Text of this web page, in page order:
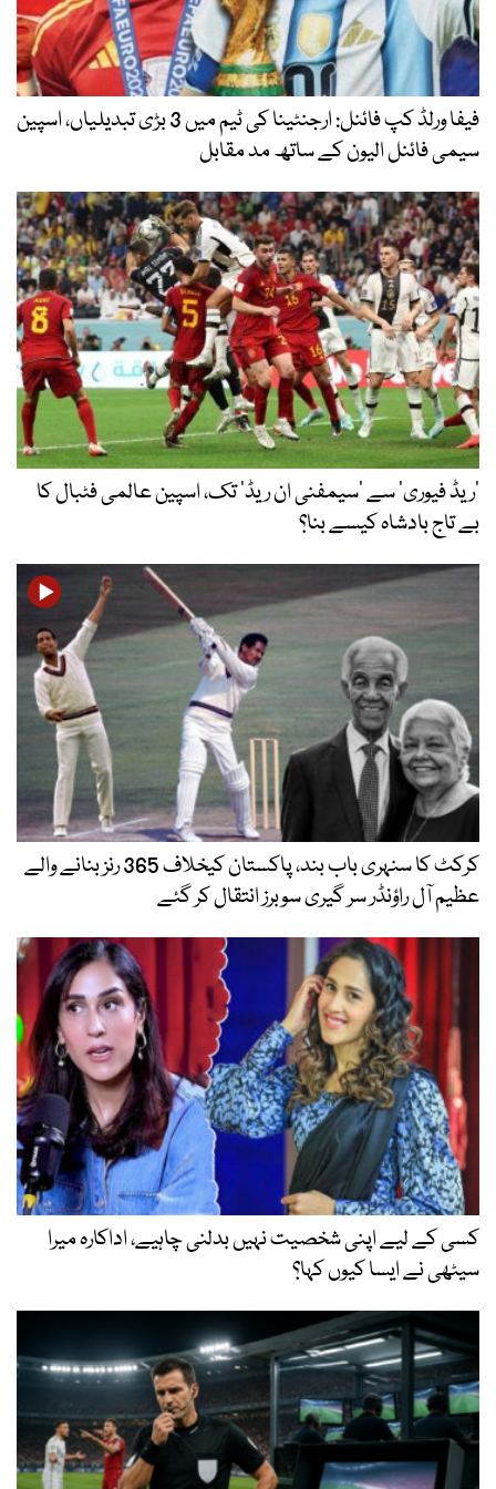
فیفا ورلڈ کپ فائنل: ارجنٹینا کی ٹیم میں 3 بڑی تبدیلیاں، اسپین
سیمی فائنل الیون کے ساتھ مد مقابل
’ریڈ فیوری‘ سے ’سیمفنی ان ریڈ‘ تک، اسپین عالمی فٹبال کا
بے تاج بادشاہ کیسے بنا؟
کرکٹ کا سنہری باب بند، پاکستان کیخلاف 365 رنز بنانے والے
عظیم آل راؤنڈر سر گیری سوبرز انتقال کر گئے
کسی کے لیے اپنی شخصیت نہیں بدلنی چاہیے، اداکارہ میرا
سیٹھی نے ایسا کیوں کہا؟